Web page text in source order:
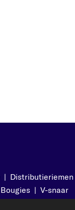
| Distributieriemen
Bougies | V-snaar